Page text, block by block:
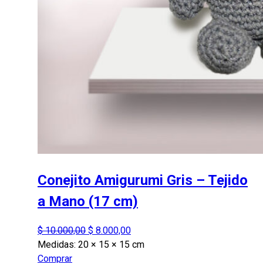
Conejito Amigurumi Gris – Tejido
a Mano (17 cm)
$10.000,00 El
precio
$ 8.000,00El
precio
Medidas: 20 × 15 × 15 cm
Comprar